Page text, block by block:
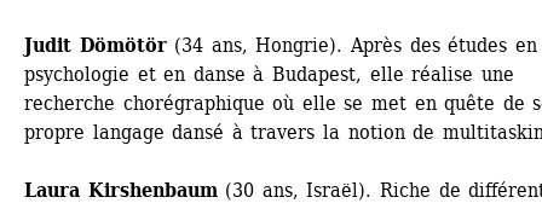
Judit Dömötör(34 ans, Hongrie). Après des études en
psychologie et en danse à Budapest, elle réalise une
recherche chorégraphique où elle se met en quête de
propre langage dansé à travers la notion de
Laura Kirshenbaum(30 ans, Israël). Riche de